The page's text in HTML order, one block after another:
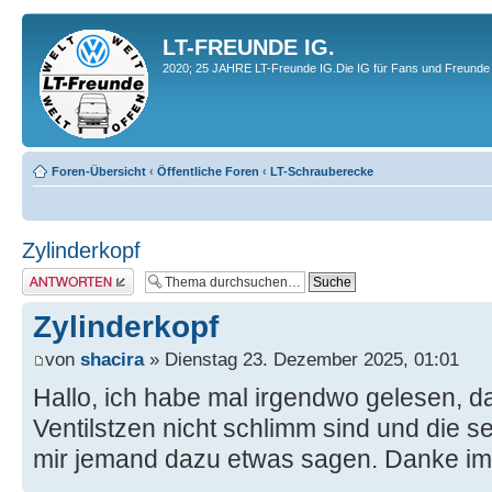
LT-FREUNDE IG.
2020; 25 JAHRE LT-Freunde IG.Die IG für Fans und
Foren-Übersicht ‹ Öffentliche Foren ‹ LT-Schrauberecke
Zylinderkopf
Antwort erstellen
Zylinderkopf
von shacira» Dienstag 23. Dezember 2025, 01:01
Hallo, ich habe mal irgendwo gelesen,
Ventilstzen nicht schlimm sind und die
mir jemand dazu etwas sagen. Danke